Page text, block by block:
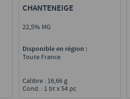
CHANTENEIGE
22,5% MG
Disponible en région :
Toute France
Calibre : 16,66 g
Cond. : 1 bt x 54 pc